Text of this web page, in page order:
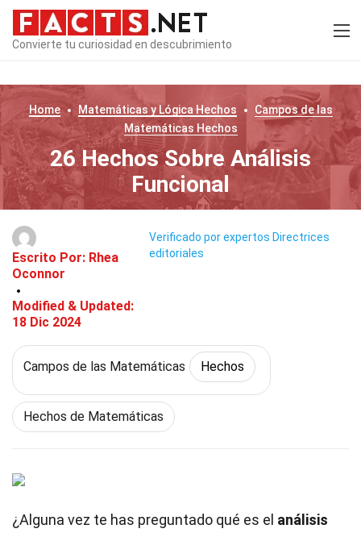
Convierte tu curiosidad en descubrimiento
Home Matemáticas y Lógica Hechos
Campos de las
Matemáticas Hechos
26 Hechos Sobre Análisis
Funcional
Escrito Por: Rhea
Oconnor
Modified & Updated:
18 Dic 2024
Verificado por expertos Directrices
editoriales
Campos de las Matemáticas Hechos
Hechos de Matemáticas
¿Alguna vez te has preguntado qué es el análisis